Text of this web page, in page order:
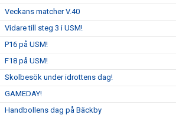
Veckans matcher V.40
Vidare till steg 3 i USM!
P16 på USM!
F18 på USM!
Skolbesök under idrottens dag!
GAMEDAY!
Handbollens dag på Bäckby